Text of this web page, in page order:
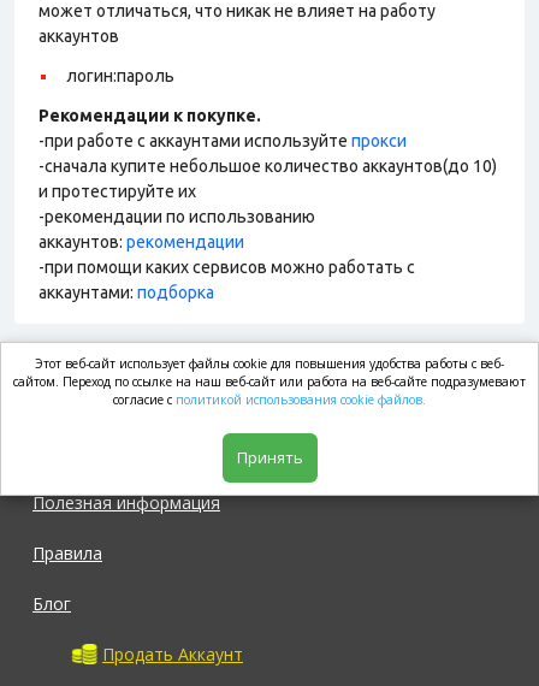
может отличаться, что никак не влияет на работу
аккаунтов
логин:пароль
Рекомендации к покупке.
-при работе с аккаунтами используйте прокси
-сначала купите небольшое количество аккаунтов(до 10)
и протестируйте их
-рекомендации по использованию
аккаунтов: рекомендации
-при помощи каких сервисов можно работать с
аккаунтами: подборка
market.com
Полезная информация
Правила
Блог
Продать Аккаунт
Этот веб-сайт использует файлы cookie для повышения удобства работы с веб-
сайтом. Переход по ссылке на наш веб-сайт или работа на веб-сайте подразумевают
согласие с политикой использования cookie файлов.
Принять